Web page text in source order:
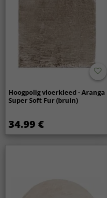
Hoogpolig vloerkleed - Aranga
Super Soft Fur (bruin)
34.99 €